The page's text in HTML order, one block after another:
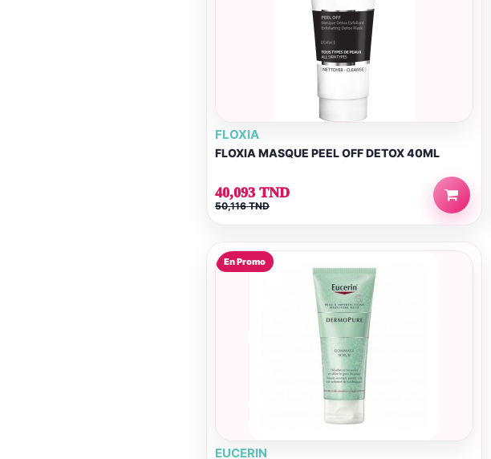
FLOXIA
FLOXIA MASQUE PEEL OFF DETOX 40ML
40,093 TND
50,116 TND
En Promo
EUCERIN